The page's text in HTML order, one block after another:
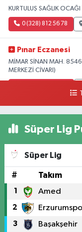
KURTULUŞ SAĞLIK OCAĞI
0 (328) 812 56 78
Pınar Eczanesi
MİMAR SİNAN MAH. 8546
MERKEZİ CİVARI)
Süper Lig
Süper Lig
# Takım
1 Amed
2
3 Başakşehir